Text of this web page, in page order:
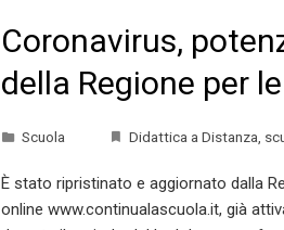
Coronavirus,
della Regione per
Scuola Didattica a Distanza,
È stato ripristinato e aggiornato dalla
online www.continualascuola.it, già